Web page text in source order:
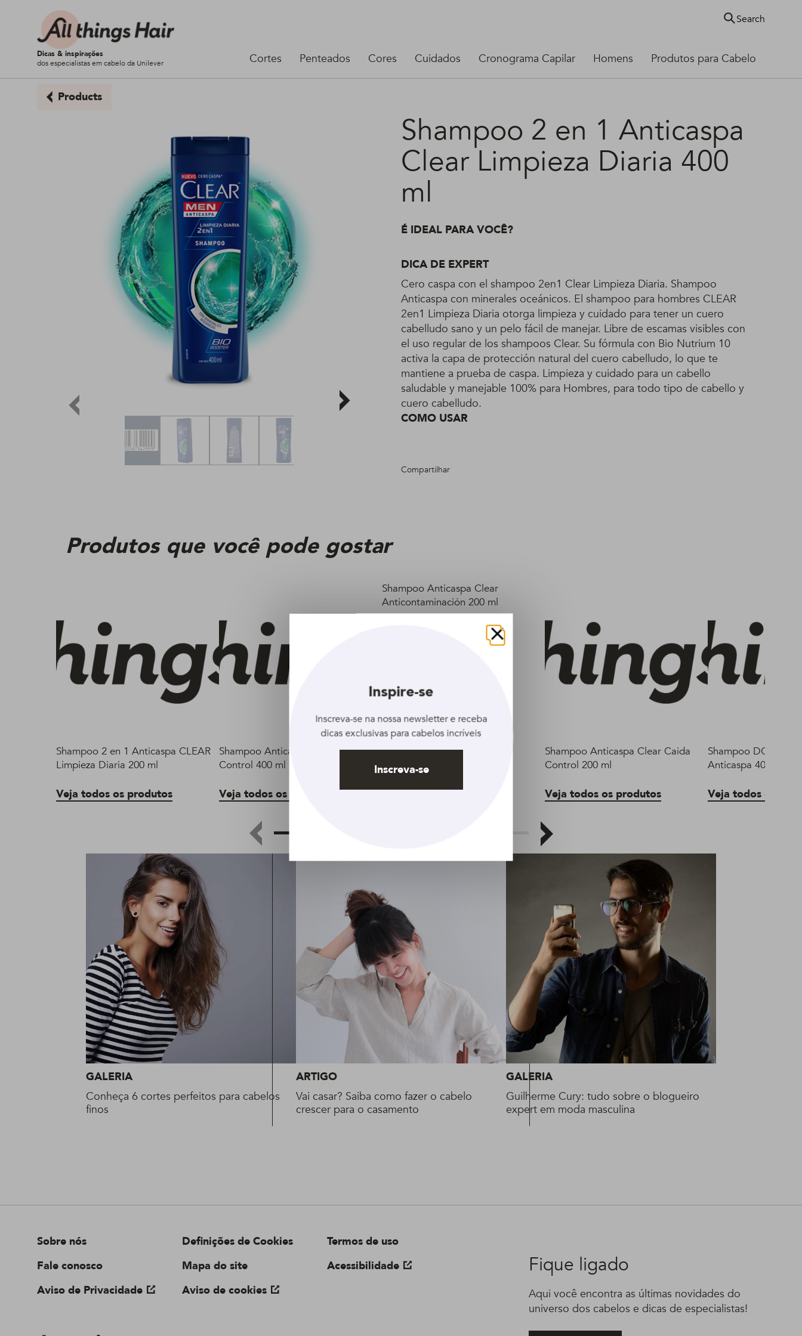
Dicas & inspirações
dos especialistas em cabelo da Unilever
Cortes Penteados Cores Cuidados Cronograma Capilar Homens Produtos para Cabelo
Search
Products
Shampoo 2 en 1 Anticaspa
Clear Limpieza Diaria 400
ml
É IDEAL PARA VOCÊ?
DICA DE EXPERT
Cero caspa con el shampoo 2en1 Clear Limpieza Diaria. Shampoo
Anticaspa con minerales oceánicos. El shampoo para hombres CLEAR
2en1 Limpieza Diaria otorga limpieza y cuidado para tener un cuero
cabelludo sano y un pelo fácil de manejar. Libre de escamas visibles con
el uso regular de los shampoos Clear. Su fórmula con Bio Nutrium 10
activa la capa de protección natural del cuero cabelludo, lo que te
mantiene a prueba de caspa. Limpieza y cuidado para un cabello
saludable y manejable 100% para Hombres, para todo tipo de cabello y
cuero cabelludo.
COMO USAR
Compartilhar
Produtos que você pode gostar
Shampoo 2 en 1 Anticaspa CLEAR
Limpieza Diaria 200 ml
Veja todos os produtos
Shampoo Anticaspa Clear Caida
Control 400 ml
Veja todos os produtos
Shampoo Anticaspa Clear
Anticontaminación 200 ml
Veja todos os produtos
Shampoo Anticaspa Clear Caida
Control 200 ml
Veja todos os produtos
Shampoo DOVE
Anticaspa 400 ml
Veja todos os
GALERIA
Conheça 6 cortes perfeitos para cabelos
finos
ARTIGO
Vai casar? Saiba como fazer o cabelo
crescer para o casamento
GALERIA
Guilherme Cury: tudo sobre o blogueiro
expert em moda masculina
Sobre nós
Fale conosco
Aviso de Privacidade
Definições de Cookies
Mapa do site
Aviso de cookies
Termos de uso
Acessibilidade
Fique ligado
Aqui você encontra as últimas novidades do
universo dos cabelos e dicas de especialistas!
Fechar
Inspire-se
Inscreva-se na nossa newsletter e receba
dicas exclusivas para cabelos incríveis
Inscreva-se